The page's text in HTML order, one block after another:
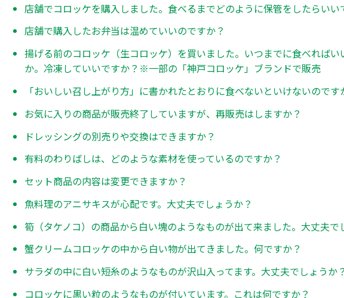
店舗でコロッケを購入しました。食べるまでどのように保管をしたらいい
店舗で購入したお弁当は温めていいのですか？
揚げる前のコロッケ（生コロッケ）を買いました。いつまでに食べればい
か。冷凍していいですか？※一部の「神戸コロッケ」ブランドで販売
「おいしい召し上がり方」に書かれたとおりに食べないといけないのです
お気に入りの商品が販売終了していますが、再販売はしますか？
ドレッシングの別売りや交換はできますか？
有料のわりばしは、どのような素材を使っているのですか？
セット商品の内容は変更できますか？
魚料理のアニサキスが心配です。大丈夫でしょうか？
筍（タケノコ）の商品から白い塊のようなものが出て来ました。大丈夫で
蟹クリームコロッケの中から白い物が出てきました。何ですか？
サラダの中に白い短糸のようなものが沢山入ってます。大丈夫でしょうか
コロッケに黒い粒のようなものが付いています。これは何ですか？